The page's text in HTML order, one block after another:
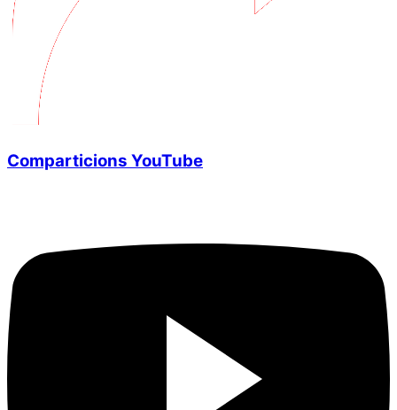
Comparticions YouTube